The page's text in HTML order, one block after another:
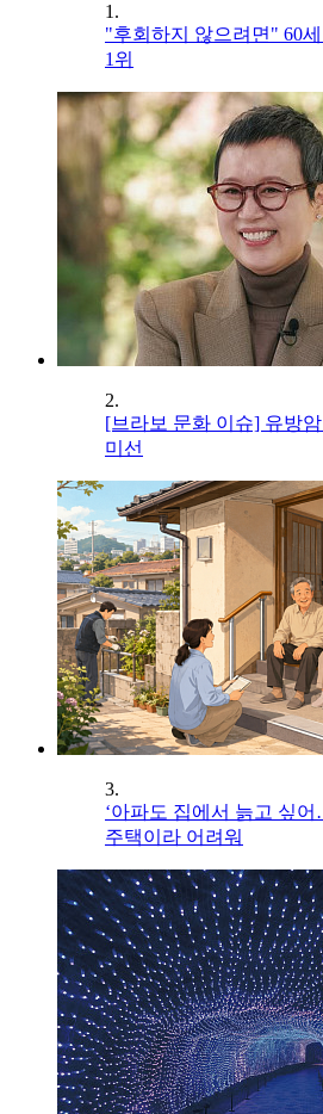
1.
"후회하지 않으려면" 60
1위
2.
[브라보 문화 이슈] 유방
미선
3.
‘아파도 집에서 늙고 싶
주택이라 어려워